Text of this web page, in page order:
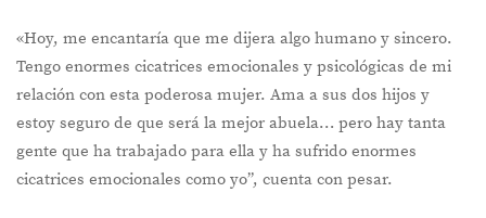
«Hoy, me encantaría que me dijera algo humano y sincero.
Tengo enormes cicatrices emocionales y psicológicas de mi
relación con esta poderosa mujer. Ama a sus dos hijos y
estoy seguro de que será la mejor abuela… pero hay tanta
gente que ha trabajado para ella y ha sufrido enormes
cicatrices emocionales como yo”, cuenta con pesar.